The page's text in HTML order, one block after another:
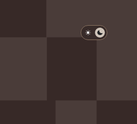
淺色模式
深色模式